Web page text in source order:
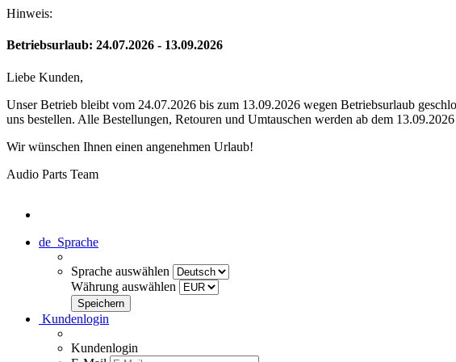
Hinweis:
Betriebsurlaub: 24.07.2026 - 13.09.2026
Liebe Kunden,
Unser Betrieb bleibt vom 24.07.2026 bis zum 13.09.2026 wegen Betriebsurlaub
uns bestellen. Alle Bestellungen, Retouren und Umtauschen werden ab dem
Wir wünschen Ihnen einen angenehmen Urlaub!
Audio Parts Team
de Sprache
Sprache auswählen
Währung auswählen
Kundenlogin
Kundenlogin